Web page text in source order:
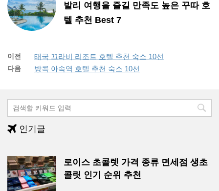
발리 여행을 즐길 만족도 높은 꾸따 호
텔 추천 Best 7
이전 태국 끄라비 리조트 호텔 추천 숙소 10선
다음 방콕 아속역 호텔 추천 숙소 10선
인기글
로이스 초콜렛 가격 종류 면세점 생초
콜릿 인기 순위 추천